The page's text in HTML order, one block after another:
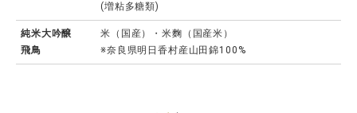
(増粘多糖類)
純米大吟醸
飛鳥
米（国産）・米麴（国産米）
※奈良県明日香村産山田錦100%